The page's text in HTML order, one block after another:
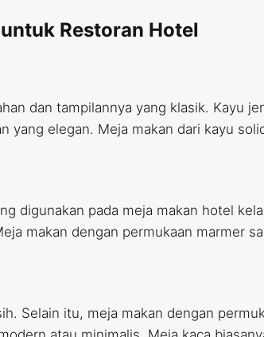
Restoran Hotel
dan tampilannya yang klasik. Kayu
yang elegan. Meja makan dari kayu
digunakan pada meja makan hotel
makan dengan permukaan marmer
Selain itu, meja makan dengan